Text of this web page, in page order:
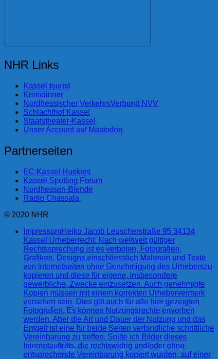
NHR Links
Kassel tourist
Krimidinner
Nordhessischer VerkehrsVerbund NVV
Schlachthof Kassel
Staatstheater-Kassel
Unser Account auf Mastodon
Partnerseiten
EC Kassel Huskies
Kassel Spotting Forum
Nordhessen-Blende
Radio Chassala
© 2020 NHR
ImpressumHeiko Jacob Leuscherstraße 95 34134
Kassel Urheberrecht: Nach weltweit gültiger
Rechtssprechung ist es verboten, Fotografien,
Grafiken, Designs,einschliesslich Malerein und Texte
von Internetseiten ohne Genehmigung des Urheberszu
kopieren und diese für eigene, insbesondere
gewerbliche, Zwecke einzusetzen. Auch genehmigte
Kopien müssen mit einem korrekten Urhebervermerk
versehen sein. Dies gilt auch für alle hier gezeigten
Fotografien. Es können Nutzungsrechte erworben
werden. Aber die Art und Dauer der Nutzung und das
Entgelt ist eine für beide Seiten verbindliche schriftliche
Vereinbarung zu treffen. Sollte ich Bilder dieses
Internetauftritts, die rechtswidrig und/oder ohne
entsprechende Vereinbarung kopiert wurden, auf einer